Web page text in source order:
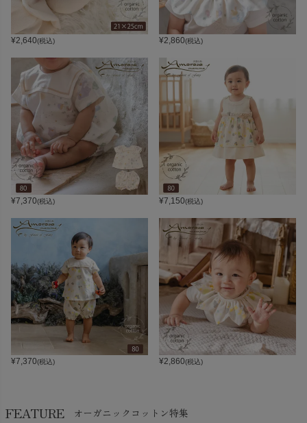
¥2,640(税込) ¥2,860(税込)
¥7,370(税込) ¥7,150(税込)
¥7,370(税込) ¥2,860(税込)
FEATURE オーガニックコットン特集